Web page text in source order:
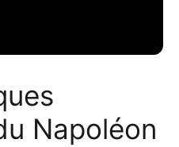
Napoléon